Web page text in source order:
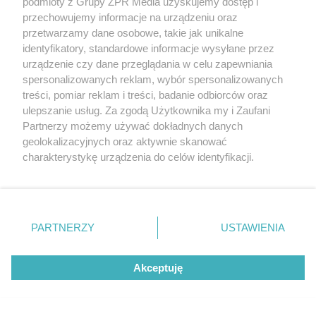
SZPITALE W WARSZAWIE
Wyniki kontroli SOR-ów w stolicy. Szpital
Południowy z najgorszym wynikiem!
przechowujemy informacje na urządzeniu oraz
przetwarzamy dane osobowe, takie jak unikalne
identyfikatory, standardowe informacje wysyłane przez
urządzenie czy dane przeglądania w celu zapewniania
spersonalizowanych reklam, wybór spersonalizowanych
treści, pomiar reklam i treści, badanie odbiorców oraz
ulepszanie usług. Za zgodą Użytkownika my i Zaufani
Partnerzy możemy używać dokładnych danych
geolokalizacyjnych oraz aktywnie skanować
charakterystykę urządzenia do celów identyfikacji.
zmienić/wycofać klikając przycisk ustawień prywatności
znajdujący się w lewym dolnym rogu strony
rodzaje przetwarzania danych nie wymagają zgody
użytkownika, ale masz prawo sprzeciwić się takiemu
przetwarzaniu. Preferencje będą miały zastosowanie tylko
PARTNERZY USTAWIENIA
Akceptuję